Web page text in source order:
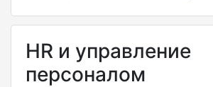
HR и управление
персоналом